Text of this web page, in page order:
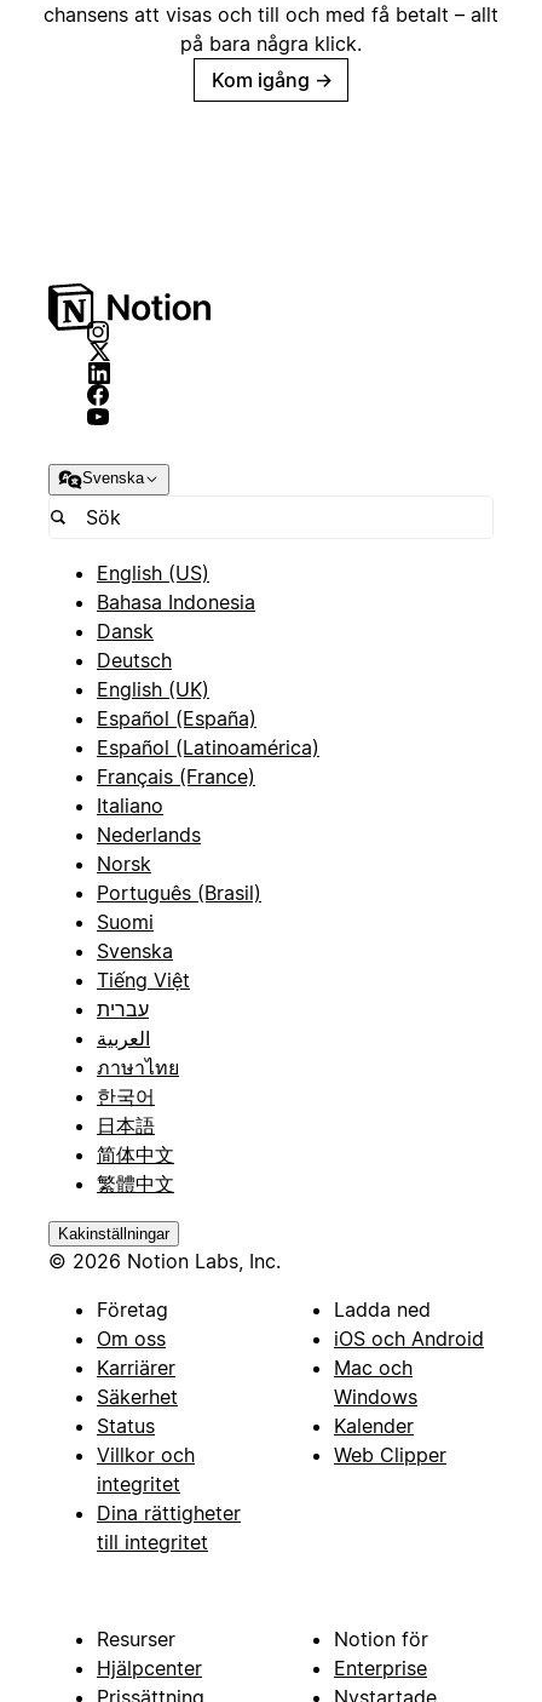
chansens att visas och till och med få betalt – allt
på bara några klick.
Kom igång →
Svenska
English (US)
Bahasa Indonesia
Dansk
Deutsch
English (UK)
Español (España)
Español (Latinoamérica)
Français (France)
Italiano
Nederlands
Norsk
Português (Brasil)
Suomi
Svenska
Tiếng Việt
עברית
العربية
ภาษาไทย
한국어
日本語
简体中文
繁體中文
Kakinställningar
© 2026 Notion Labs, Inc.
Företag
Om oss
Karriärer
Säkerhet
Status
Villkor och
integritet
Dina rättigheter
till integritet
Ladda ned
iOS och Android
Mac och
Windows
Kalender
Web Clipper
Resurser
Hjälpcenter
Prissättning
Notion för
Enterprise
Nystartade